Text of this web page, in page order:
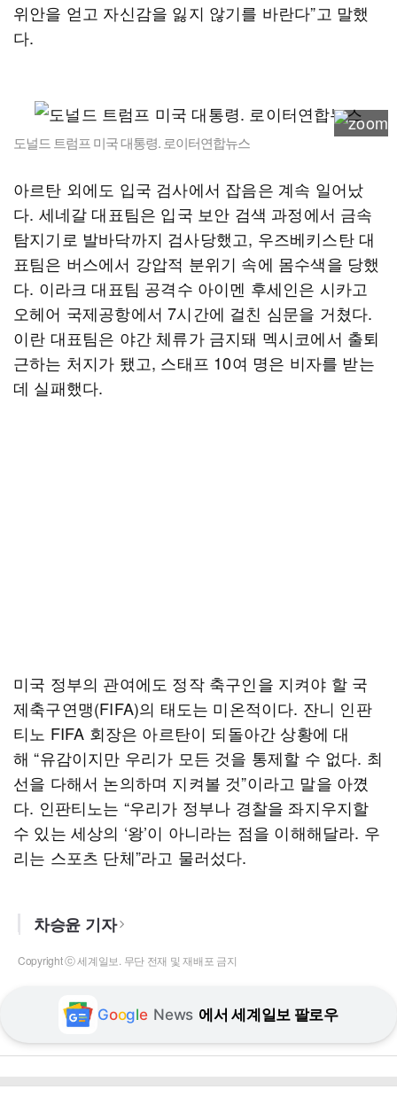
위안을 얻고 자신감을 잃지 않기를 바란다”고 말했
다.
도널드 트럼프 미국 대통령. 로이터연합뉴스
아르탄 외에도 입국 검사에서 잡음은 계속 일어났
다. 세네갈 대표팀은 입국 보안 검색 과정에서 금속
탐지기로 발바닥까지 검사당했고, 우즈베키스탄 대
표팀은 버스에서 강압적 분위기 속에 몸수색을 당했
다. 이라크 대표팀 공격수 아이멘 후세인은 시카고
오헤어 국제공항에서 7시간에 걸친 심문을 거쳤다.
이란 대표팀은 야간 체류가 금지돼 멕시코에서 출퇴
근하는 처지가 됐고, 스태프 10여 명은 비자를 받는
데 실패했다.
미국 정부의 관여에도 정작 축구인을 지켜야 할 국
제축구연맹(FIFA)의 태도는 미온적이다. 잔니 인판
티노 FIFA 회장은 아르탄이 되돌아간 상황에 대
해 “유감이지만 우리가 모든 것을 통제할 수 없다. 최
선을 다해서 논의하며 지켜볼 것”이라고 말을 아꼈
다. 인판티노는 “우리가 정부나 경찰을 좌지우지할
수 있는 세상의 ‘왕’이 아니라는 점을 이해해달라. 우
리는 스포츠 단체”라고 물러섰다.
차승윤 기자
Copyright ⓒ 세계일보. 무단 전재 및 재배포 금지
Google News 에서 세계일보 팔로우